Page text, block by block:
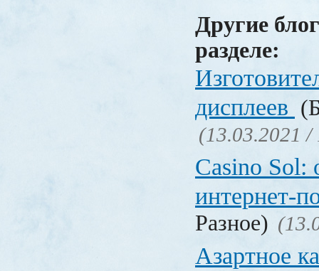
Другие
разделе:
дисплеев
(13.03.2021 /
Casino Sol:
интернет-
Разное)
Азартное